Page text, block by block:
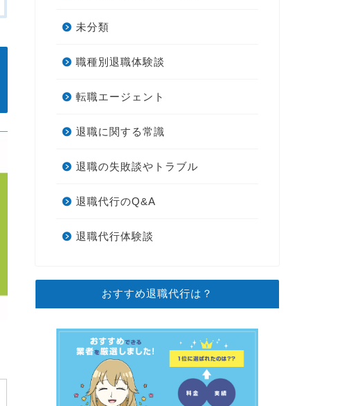
未分類
職種別退職体験談
転職エージェント
退職に関する常識
退職の失敗談やトラブル
退職代行のQ&A
退職代行体験談
おすすめ退職代行は？